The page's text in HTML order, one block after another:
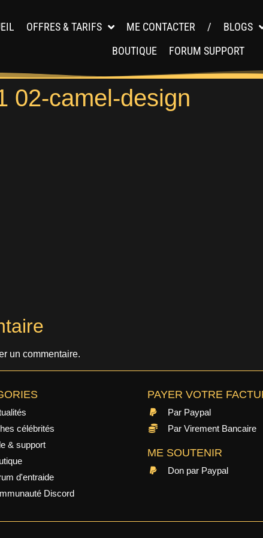
OFFRES & TARIFS ME CONTACTER / BLOGS
BOUTIQUE
FORUM SUPPORT
02-camel-design
un commentaire.
célébrités
& support
d'entraide
Discord
PAYER VOTRE
Par Paypal
Par Virement Bancaire
ME SOUTENIR
Don par Paypal